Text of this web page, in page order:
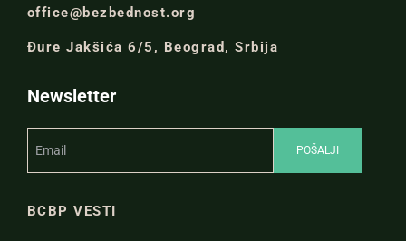
office@bezbednost.org
Đure Jakšića 6/5, Beograd, Srbija
Newsletter
BCBP VESTI